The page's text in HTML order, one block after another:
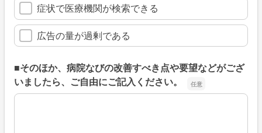
症状で医療機関が検索できる
広告の量が過剰である
■そのほか、病院なびの改善すべき点や要望などがござ
いましたら、ご自由にご記入ください。
■そのほか、病院なびの改善すべき点や要望などがござい